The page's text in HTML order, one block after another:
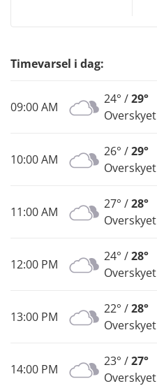
Timevarsel i dag:
09:00 AM
24° /29°
Overskyet
10:00 AM
26° /29°
Overskyet
11:00 AM
27° /28°
Overskyet
12:00 PM
24° /28°
Overskyet
13:00 PM
22° /28°
Overskyet
14:00 PM
23° /27°
Overskyet